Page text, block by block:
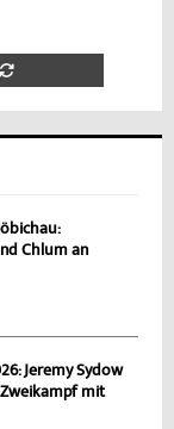
Chlum an
Jeremy Sydow
mit